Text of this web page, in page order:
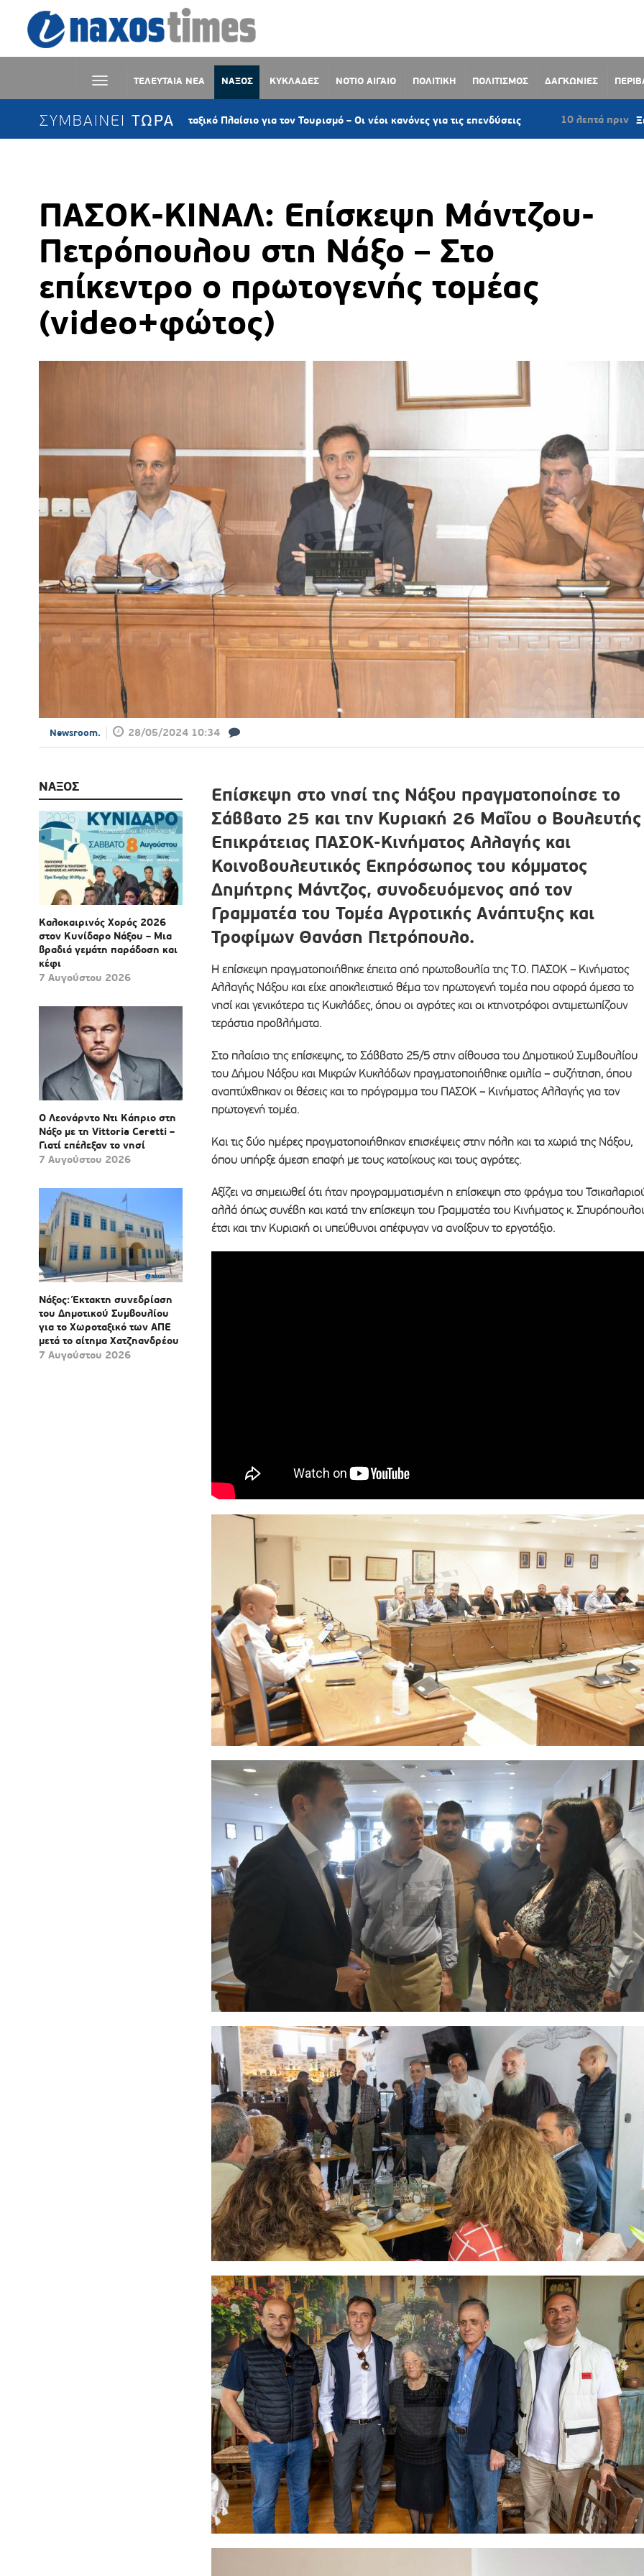
ΤΕΛΕΥΤΑΙΑ ΝΕΑ ΝΑΞΟΣ ΚΥΚΛΑΔΕΣ ΝΟΤΙΟ ΑΙΓΑΙΟ ΠΟΛΙΤΙΚΗ ΠΟΛΙΤΙΣΜΟΣ ΔΑΓΚΩΝΙΕΣ
ΣΥΜΒΑΙΝΕΙ ΤΩΡΑ
το νέο Ειδικό Χωροταξικό Πλαίσιο για τον Τουρισμό – Οι νέοι κανόνες για τις επενδύσεις 10 λεπτά πριν Ξεκινά
ΠΑΣΟΚ-ΚΙΝΑΛ: Επίσκεψη Μάντζου-
Πετρόπουλου στη Νάξο – Στο
επίκεντρο ο πρωτογενής τομέας
(video+φώτος)
Newsroom. 28/05/2024 10:34
ΝΑΞΟΣ
Καλοκαιρινός Χορός 2026
στον Κυνίδαρο Νάξου – Μια
βραδιά γεμάτη παράδοση και
κέφι
7 Αυγούστου 2026
Ο Λεονάρντο Ντι Κάπριο στη
Νάξο με τη Vittoria Ceretti –
Γιατί επέλεξαν το νησί
7 Αυγούστου 2026
Νάξος: Έκτακτη συνεδρίαση
του Δημοτικού Συμβουλίου
για το Χωροταξικό των ΑΠΕ
μετά το αίτημα Χατζηανδρέου
7 Αυγούστου 2026
Επίσκεψη στο νησί της Νάξου πραγματοποίησε το
Σάββατο 25 και την Κυριακή 26 Μαΐου ο Βουλευτής
Επικράτειας ΠΑΣΟΚ-Κινήματος Αλλαγής και
Κοινοβουλευτικός Εκπρόσωπος του κόμματος
Δημήτρης Μάντζος, συνοδευόμενος από τον
Γραμματέα του Τομέα Αγροτικής Ανάπτυξης και
Τροφίμων Θανάση Πετρόπουλο.
Η επίσκεψη πραγματοποιήθηκε έπειτα από πρωτοβουλία της Τ.Ο. ΠΑΣΟΚ – Κινήματος
Αλλαγής Νάξου και είχε αποκλειστικό θέμα τον πρωτογενή τομέα που αφορά άμεσα το
νησί και γενικότερα τις Κυκλάδες, όπου οι αγρότες και οι κτηνοτρόφοι αντιμετωπίζουν
τεράστια προβλήματα.
Στο πλαίσιο της επίσκεψης, το Σάββατο 25/5 στην αίθουσα του Δημοτικού Συμβουλίου
του Δήμου Νάξου και Μικρών Κυκλάδων πραγματοποιήθηκε ομιλία – συζήτηση, όπου
αναπτύχθηκαν οι θέσεις και το πρόγραμμα του ΠΑΣΟΚ – Κινήματος Αλλαγής για τον
πρωτογενή τομέα.
Και τις δύο ημέρες πραγματοποιήθηκαν επισκέψεις στην πόλη και τα χωριά της Νάξου,
όπου υπήρξε άμεση επαφή με τους κατοίκους και τους αγρότες.
Αξίζει να σημειωθεί ότι ήταν προγραμματισμένη η επίσκεψη στο φράγμα του
αλλά όπως συνέβη και κατά την επίσκεψη του Γραμματέα του Κινήματος κ.
έτσι και την Κυριακή οι υπεύθυνοι απέφυγαν να ανοίξουν το εργοτάξιο.